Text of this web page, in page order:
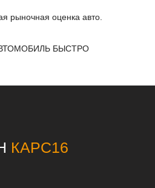
рыночная оценка авто.
БЫСТРО
КАРС16